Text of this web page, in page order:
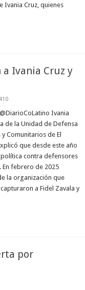
Ivania Cruz, quienes
Ivania Cruz y
Ivania
de la Unidad de Defensa
Comunitarios de El
que desde este año
contra defensores
En febrero de 2025
la organización que
a Fidel Zavala y
por